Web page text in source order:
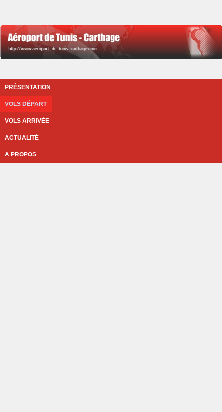
PRÉSENTATION
VOLS DÉPART
VOLS ARRIVÉE
ACTUALITÉ
A PROPOS